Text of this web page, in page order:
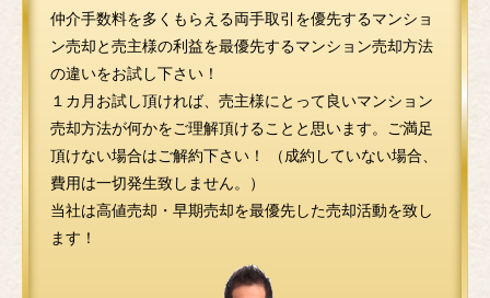
仲介手数料を多くもらえる両手取引を優先するマンショ
ン売却と売主様の利益を最優先するマンション売却方法
の違いをお試し下さい！
１カ月お試し頂ければ、売主様にとって良いマンション
売却方法が何かをご理解頂けることと思います。ご満足
頂けない場合はご解約下さい！ （成約していない場合、
費用は一切発生致しません。）
当社は高値売却・早期売却を最優先した売却活動を致し
ます！